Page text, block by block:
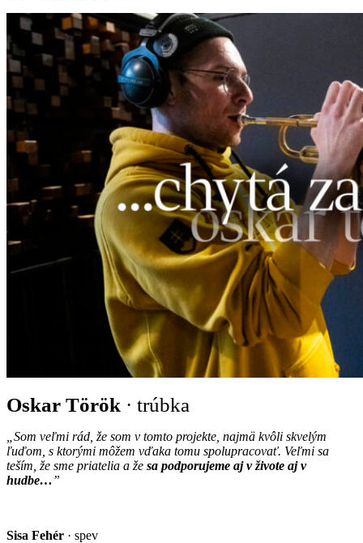
Oskar Török · trúbka
„Som veľmi rád, že som v tomto projekte, najmä kvôli skvelým
ľuďom, s ktorými môžem vďaka tomu spolupracovať. Veľmi sa
teším, že sme priatelia a že sa podporujeme aj v živote aj v
hudbe…”
Sisa Fehér · spev